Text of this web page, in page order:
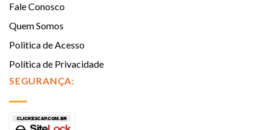
Fale Conosco
Quem Somos
Politica de Acesso
Política de Privacidade
SEGURANÇA: